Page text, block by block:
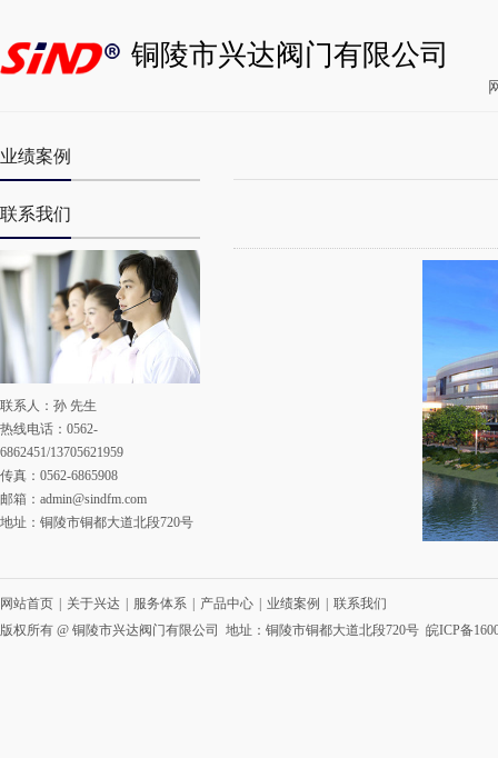
铜陵市兴达阀门有限公司
业绩案例
联系我们
联系人：孙 先生
热线电话：0562-
6862451/13705621959
传真：0562-6865908
邮箱： admin@sindfm.com
地址：铜陵市铜都大道北段720号
网站首页 | 关于兴达 | 服务体系 | 产品中心 | 业绩案例 | 联系我们
版权所有 @ 铜陵市兴达阀门有限公司 地址：铜陵市铜都大道北段720号 皖ICP备